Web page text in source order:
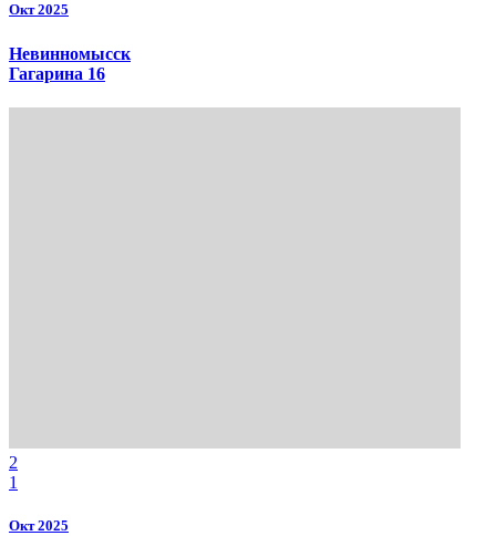
Окт 2025
Невинномысск
Гагарина 16
2
1
Окт 2025